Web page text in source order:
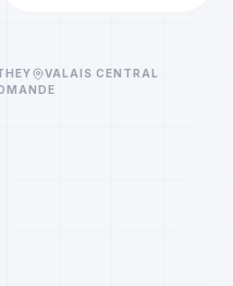
VALAIS CENTRAL